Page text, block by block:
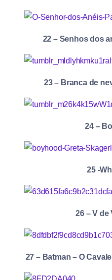
22 – Senhos dos
23 – Branca de
24 –
25 -
26 – V de
27 – Batman – O